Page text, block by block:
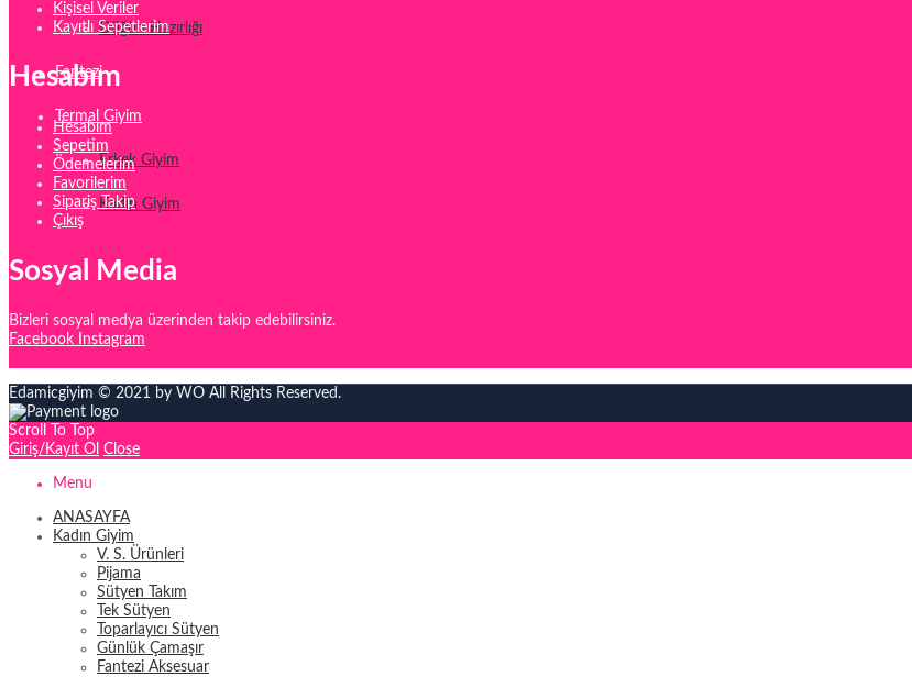
Düğün Hazırlığı
Fantezi
Termal Giyim
Erkek Giyim
Kadın Giyim
Kişisel Veriler
Kayıtlı Sepetlerim
Hesabım
Hesabım
Sepetim
Ödemelerim
Favorilerim
Sipariş Takip
Çıkış
Sosyal Media
Bizleri sosyal medya üzerinden takip edebilirsiniz.
Facebook
Instagram
Edamicgiyim © 2021 by WO All Rights Reserved.
Scroll To Top
Giriş/Kayıt Ol Close
Menu
ANASAYFA
Kadın Giyim
V. S. Ürünleri
Pijama
Sütyen Takım
Tek Sütyen
Toparlayıcı Sütyen
Günlük Çamaşır
Fantezi Aksesuar